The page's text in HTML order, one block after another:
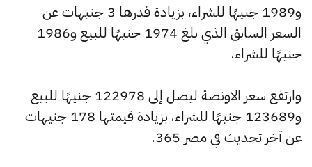
و1989 جنيهًا للشراء، بزيادة قدرها 3 جنيهات عن
السعر السابق الذي بلغ 1974 جنيهًا للبيع و1986
جنيهًا للشراء.
وارتفع سعر الاونصة ليصل إلى 122978 جنيهًا للبيع
و123689 جنيهًا للشراء، بزيادة قيمتها 178 جنيهات
عن آخر تحديث في مصر 365.